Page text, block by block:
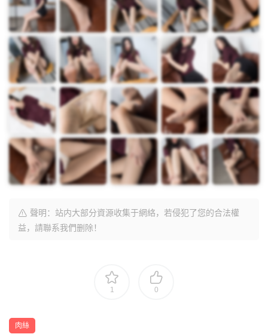
聲明：站内大部分資源收集于網絡，若侵犯了您的合法權
益，請聯系我們删除！
1 0
肉絲